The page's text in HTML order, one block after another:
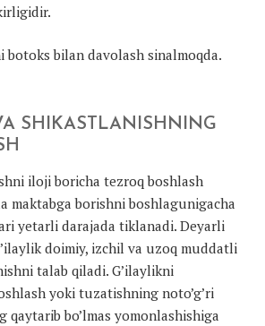
botoks bilan davolash sinalmoqda.
SHIKASTLANISHNING
iloji boricha tezroq boshlash
maktabga borishni boshlagunigacha
yetarli darajada tiklanadi. Deyarli
doimiy, izchil va uzoq muddatli
talab qiladi. G’ilaylikni
yoki tuzatishning noto’g’ri
qaytarib bo’lmas yomonlashishiga